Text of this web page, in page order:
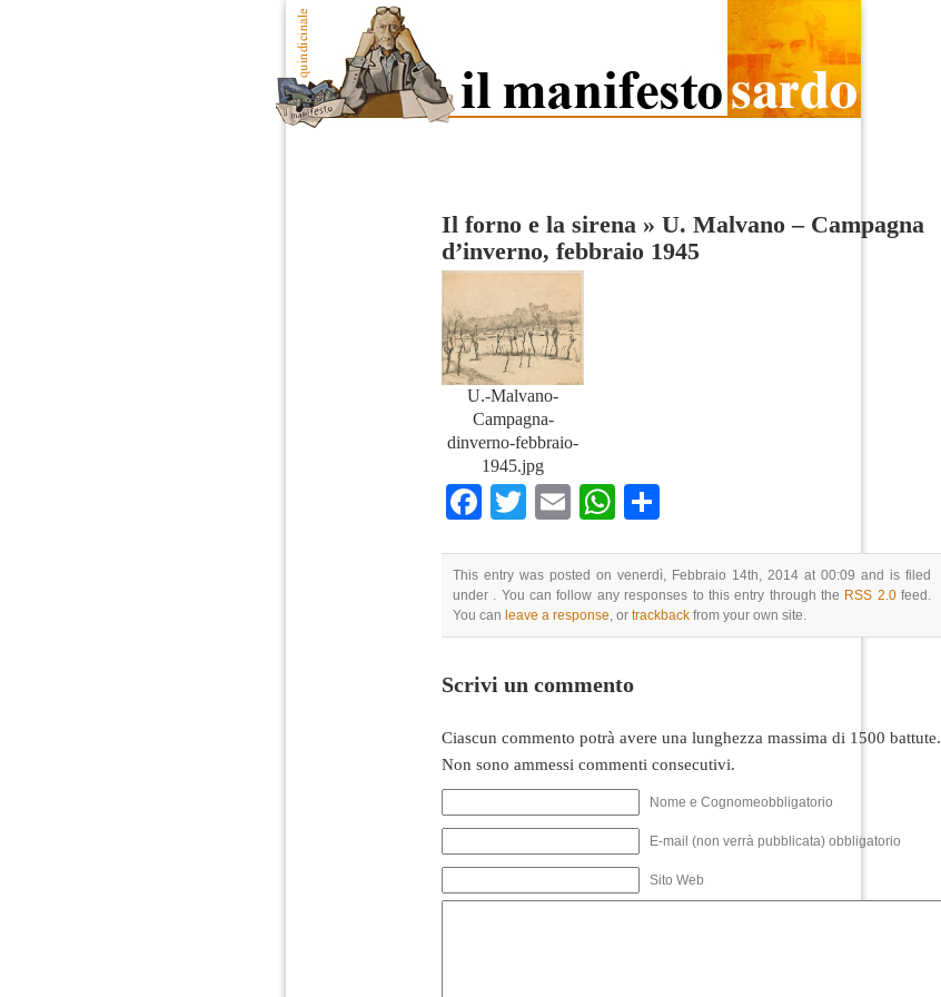
Il forno e la sirena » U. Malvano – Campagna
d’inverno, febbraio 1945
U.-Malvano-
Campagna-
dinverno-febbraio-
1945.jpg
Facebook
TwitterEmailWhatsApp
This entry was posted on venerdì, Febbraio 14th, 2014 at 00:09 and is filed
under . You can follow any responses to this entry through the RSS 2.0feed.
You can leave a response, or trackback from your own site.
Scrivi un commento
Ciascun commento potrà avere una lunghezza massima di 1500 battute.
Non sono ammessi commenti consecutivi.
Nome e Cognomeobbligatorio
E-mail (non verrà pubblicata) obbligatorio
Sito Web